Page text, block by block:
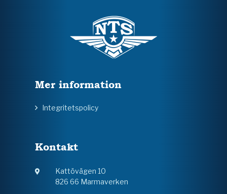
Mer information
Integritetspolicy
Kontakt
Kattövägen 10
826 66 Marmaverken